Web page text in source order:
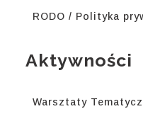
RODO / Polityka
Aktywności
Warsztaty